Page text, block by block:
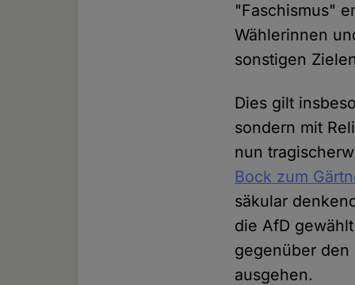
"Faschismus"
Wählerinnen
sonstigen
Dies gilt
sondern mit
nun
Bock zum
säkular
die AfD
gegenüber den
ausgehen.